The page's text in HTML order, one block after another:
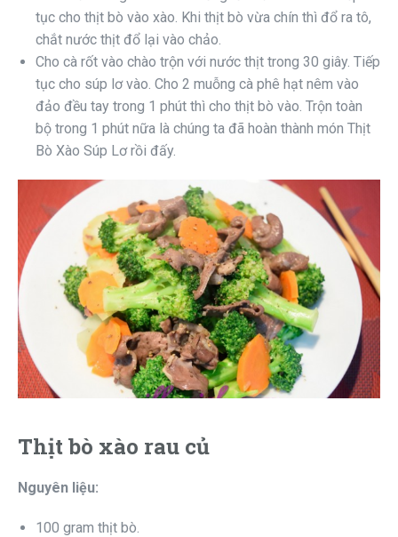
tục cho thịt bò vào xào. Khi thịt bò vừa chín thì đổ ra tô,
chắt nước thịt đổ lại vào chảo.
Cho cà rốt vào chào trộn với nước thịt trong 30 giây. Tiếp
tục cho súp lơ vào. Cho 2 muỗng cà phê hạt nêm vào
đảo đều tay trong 1 phút thì cho thịt bò vào. Trộn toàn
bộ trong 1 phút nữa là chúng ta đã hoàn thành món Thịt
Bò Xào Súp Lơ rồi đấy.
Thịt bò xào rau củ
Nguyên liệu:
100 gram thịt bò.